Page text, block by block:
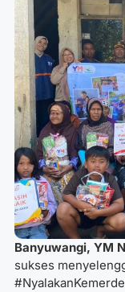
Banyuwangi, YM
sukses